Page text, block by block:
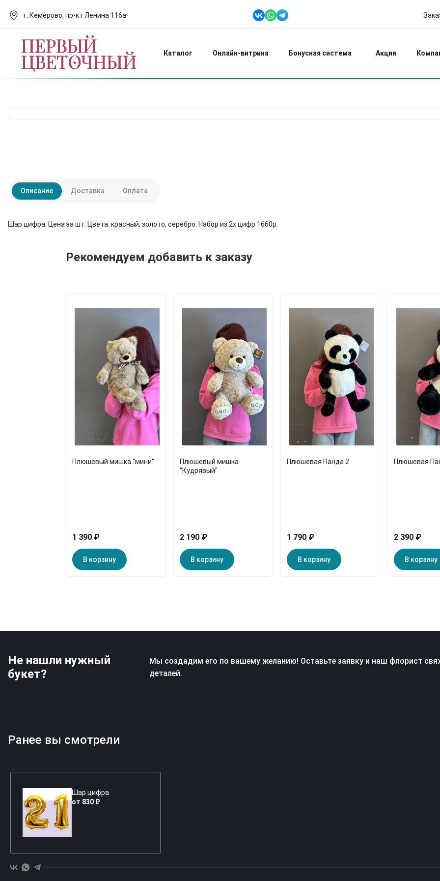
г. Кемерово, пр-кт Ленина 116а
Ежедневно: 8:00-
Каталог Онлайн-витрина Бонусная система Акции
Описание
Шар цифра. Цена за шт. Цвета: красный, золото, серебро. Набор из 2х цифр 1660р.
Доставка Оплата
Рекомендуем добавить к заказу
Плюшевый мишка "мини"
1 390 ₽
В корзину
Плюшевый мишка
"Кудрявый"
2 190 ₽
В корзину
Плюшевая Панда 2
1 790 ₽
В корзину
Плюшевая
2 390 ₽
В корзину
Не нашли нужный
букет?
Мы создадим его по вашему желанию! Оставьте заявку и наш флорист
деталей.
Ранее вы смотрели
Шар цифра
от 830 ₽